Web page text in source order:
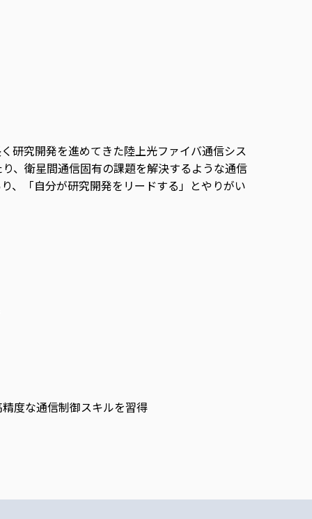
研究開発を進めてきた陸上光ファイバ通信シス
、衛星間通信固有の課題を解決するような通信
、「自分が研究開発をリードする」とやりがい
度な通信制御スキルを習得